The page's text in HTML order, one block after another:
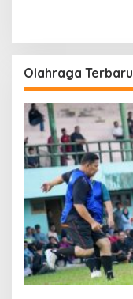
Olahraga Terbaru